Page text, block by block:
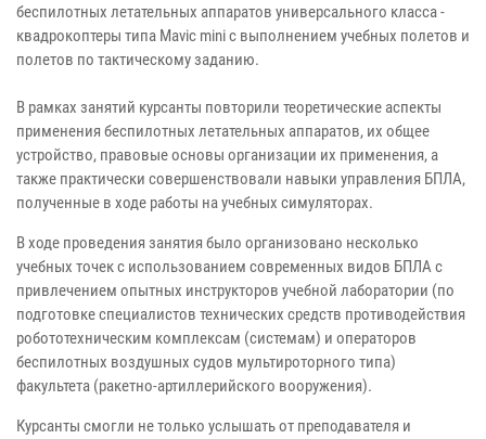
беспилотных летательных аппаратов универсального класса -
квадрокоптеры типа Mavic mini с выполнением учебных полетов и
полетов по тактическому заданию.
В рамках занятий курсанты повторили теоретические аспекты
применения беспилотных летательных аппаратов, их общее
устройство, правовые основы организации их применения, а
также практически совершенствовали навыки управления БПЛА,
полученные в ходе работы на учебных симуляторах.
В ходе проведения занятия было организовано несколько
учебных точек с использованием современных видов БПЛА с
привлечением опытных инструкторов учебной лаборатории (по
подготовке специалистов технических средств противодействия
робототехническим комплексам (системам) и операторов
беспилотных воздушных судов мультироторного типа)
факультета (ракетно-артиллерийского вооружения).
Курсанты смогли не только услышать от преподавателя и